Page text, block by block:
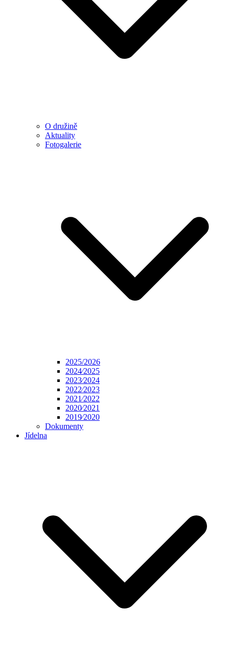
O družině
Aktuality
Fotogalerie
2025/2026
2024⁄2025
2023⁄2024
2022⁄2023
2021⁄2022
2020⁄2021
2019⁄2020
Dokumenty
Jídelna